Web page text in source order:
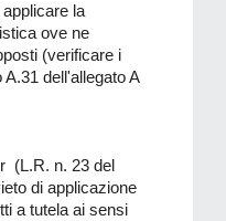
la
ove ne
(verificare i
dell'allegato A
(L.R. n. 23 del
di applicazione
a tutela ai sensi